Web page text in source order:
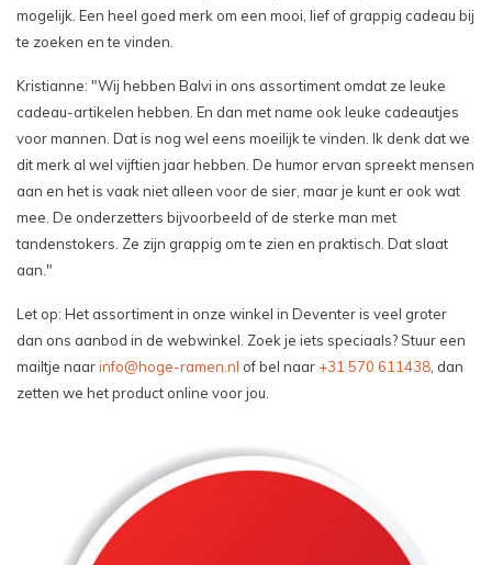
mogelijk. Een heel goed merk om een mooi, lief of grappig cadeau bij
te zoeken en te vinden.
Kristianne: "Wij hebben Balvi in ons assortiment omdat ze leuke
cadeau-artikelen hebben. En dan met name ook leuke cadeautjes
voor mannen. Dat is nog wel eens moeilijk te vinden. Ik denk dat we
dit merk al wel vijftien jaar hebben. De humor ervan spreekt mensen
aan en het is vaak niet alleen voor de sier, maar je kunt er ook wat
mee. De onderzetters bijvoorbeeld of de sterke man met
tandenstokers. Ze zijn grappig om te zien en praktisch. Dat slaat
aan."
Let op: Het assortiment in onze winkel in Deventer is veel groter
dan ons aanbod in de webwinkel. Zoek je iets speciaals? Stuur een
mailtje naarinfo@hoge-ramen.nl of bel naar +31 570 611438, dan
zetten we het product online voor jou.